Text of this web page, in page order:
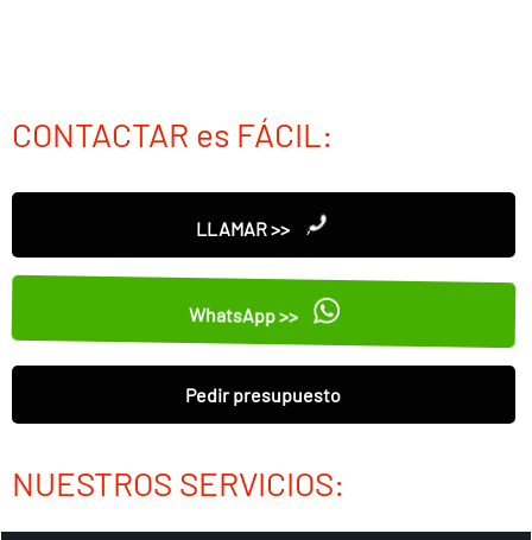
CONTACTAR es FÁCIL:
LLAMAR >>
WhatsApp >>
Pedir presupuesto
NUESTROS SERVICIOS: